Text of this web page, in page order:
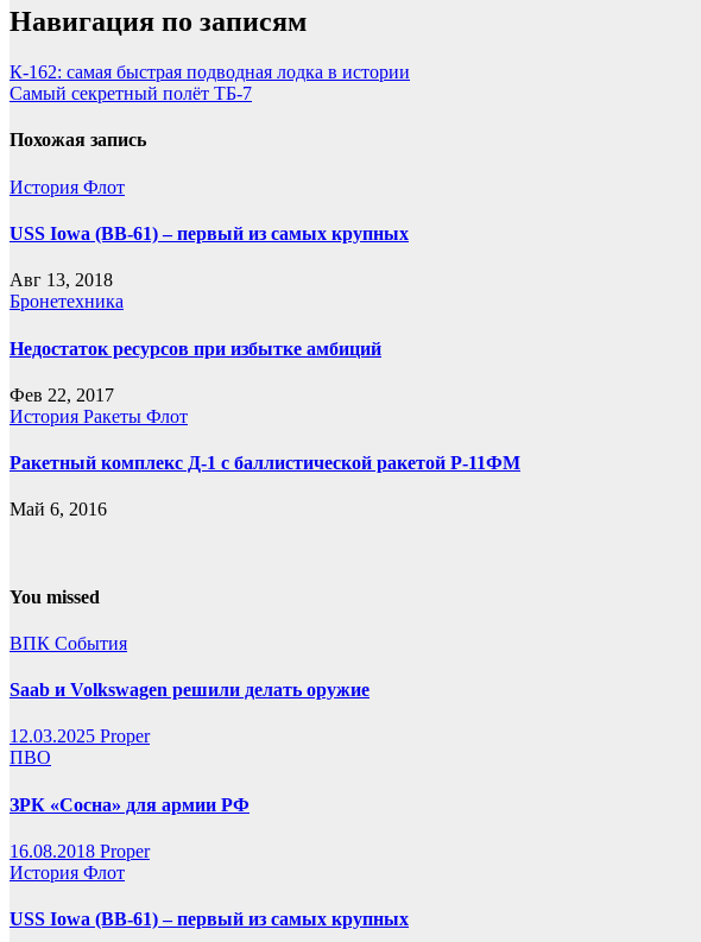
Навигация по записям
К-162: самая быстрая подводная лодка в истории
Самый секретный полёт ТБ-7
Похожая запись
История Флот
USS Iowa (BB-61) – первый из самых крупных
Авг 13, 2018
Бронетехника
Недостаток ресурсов при избытке амбиций
Фев 22, 2017
История Ракеты Флот
Ракетный комплекс Д-1 с баллистической ракетой Р-11ФМ
Май 6, 2016
You missed
ВПК События
Saab и Volkswagen решили делать оружие
12.03.2025 Proper
ПВО
ЗРК «Сосна» для армии РФ
16.08.2018 Proper
История Флот
USS Iowa (BB-61) – первый из самых крупных